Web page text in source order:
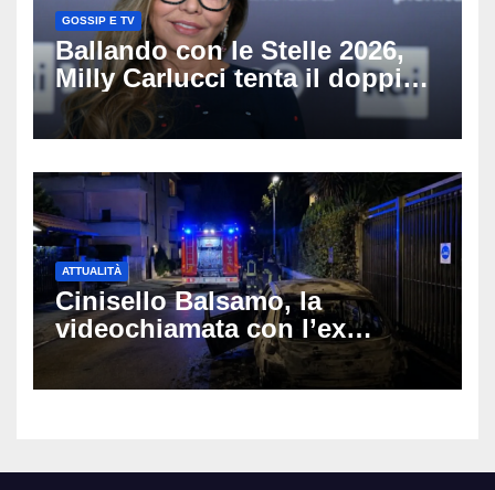
GOSSIP E TV
Ballando con le Stelle 2026,
Milly Carlucci tenta il doppio
colpo: tra i papabili Ornella
Muti e Monica Guerritore
ATTUALITÀ
Cinisello Balsamo, la
videochiamata con l’ex
fidanzata e il dramma: 35enne
lotta tra la vita e la morte